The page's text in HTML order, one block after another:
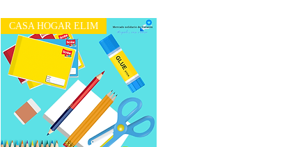
CASA HOGAR ELIM